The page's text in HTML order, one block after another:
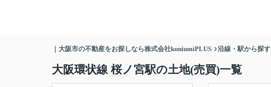
｜大阪市の不動産をお探しなら株式会社kuniumiPLUS 沿線・駅から探す
大阪環状線 桜ノ宮駅の土地(売買)一覧